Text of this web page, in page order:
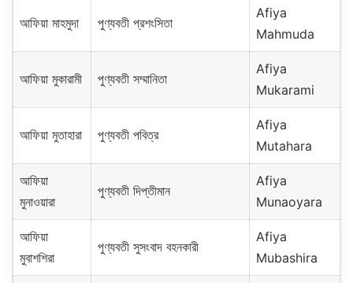
আফিয়া মাহমুদা পুণ্যবতী প্রশংসিতা
Afiya
Mahmuda
আফিয়া মুকারামী পুণ্যবতী সম্মানিতা
Afiya
Mukarami
আফিয়া মুতাহারা পুণ্যবতী পবিত্র
Afiya
Mutahara
আফিয়া
মুনাওয়ারা
পুণ্যবতী দিপ্তীমান
Afiya
Munaoyara
আফিয়া
মুবাশশিরা
পুণ্যবতী সুসংবাদ বহনকারী
Afiya
Mubashira